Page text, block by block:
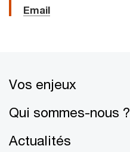
Email
Vos enjeux
Qui sommes-nous ?
Actualités